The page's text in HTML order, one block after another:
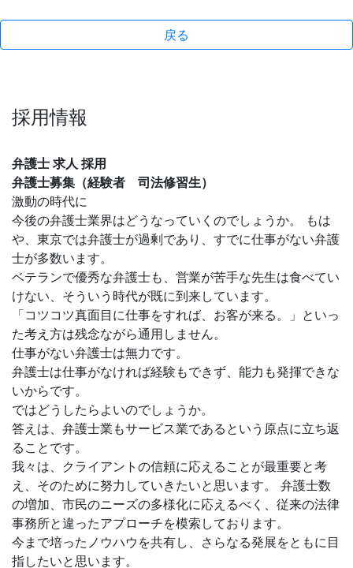
戻る
採用情報
弁護士 求人 採用
弁護士募集（経験者 司法修習生）
激動の時代に
今後の弁護士業界はどうなっていくのでしょうか。 もは
や、東京では弁護士が過剰であり、すでに仕事がない弁護
士が多数います。
ベテランで優秀な弁護士も、営業が苦手な先生は食べてい
けない、そういう時代が既に到来しています。
「コツコツ真面目に仕事をすれば、お客が来る。」といっ
た考え方は残念ながら通用しません。
仕事がない弁護士は無力です。
弁護士は仕事がなければ経験もできず、能力も発揮できな
いからです。
ではどうしたらよいのでしょうか。
答えは、弁護士業もサービス業であるという原点に立ち返
ることです。
我々は、クライアントの信頼に応えることが最重要と考
え、そのために努力していきたいと思います。 弁護士数
の増加、市民のニーズの多様化に応えるべく、従来の法律
事務所と違ったアプローチを模索しております。
今まで培ったノウハウを共有し、さらなる発展をともに目
指したいと思います。